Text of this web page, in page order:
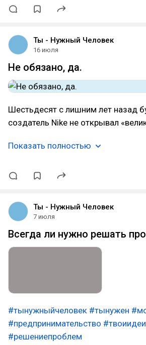
Ты - Нужный Человек
16 июля
Не обязано, да.
Шестьдесят с лишним лет назад
создатель Nike не открывал
Показать полностью
Ты - Нужный Человек
7 июля
Всегда ли нужно решать
#тынужныйчеловек #тынужен
#предпринимательство #твоиидеи
#решениепроблем